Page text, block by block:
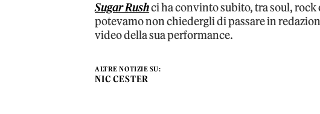
Sugar Rushci ha convinto subito, tra soul, rock
potevamo non chiedergli di passare in
video della sua performance.
ALTRE NOTIZIE SU:
NIC CESTER